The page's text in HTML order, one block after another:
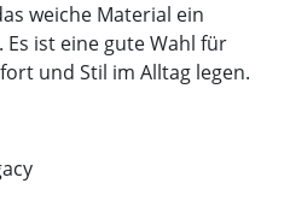
weiche Material ein
ist eine gute Wahl für
und Stil im Alltag legen.